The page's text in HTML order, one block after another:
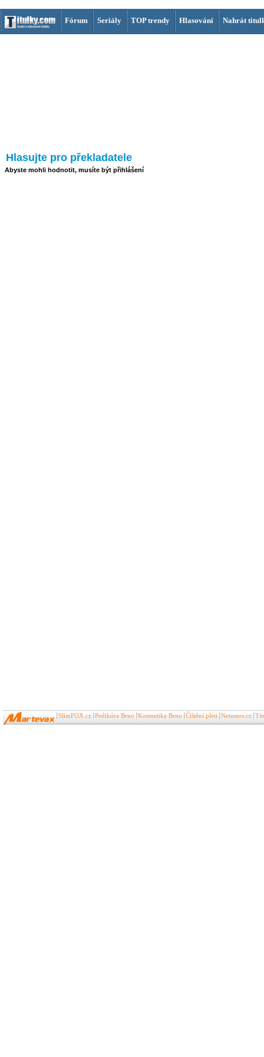
Fórum Seriály TOP trendy Hlasování Nahrát
Hlasujte pro překladatele
Abyste mohli hodnotit, musíte být přihlášení
SlimFOX.cz Pedikúra Brno Kosmetika Brno Čištění pleti Netusers.cz